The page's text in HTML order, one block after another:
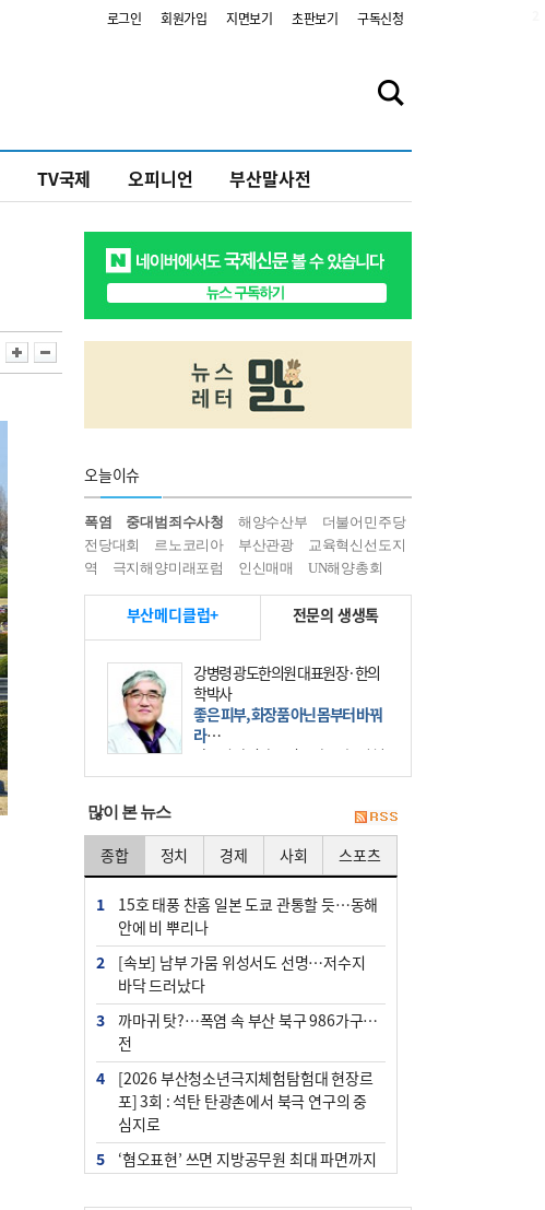
로그인 회원가입 지면보기 초판보기 구독신청
TV국제 오피니언 부산말사전
오늘이슈
폭염 중대범죄수사청 해양수산부
더불어민주당
전당대회
르노코리아 부산관광
교육혁신선도지
역
극지해양미래포럼 인신매매 UN해양총회
부산메디클럽+ 전문의 생생톡
강병령 광도한의원 대표원장·한의
학박사
좋은 피부, 화장품 아닌 몸부터 바꿔
라
아무리 나이가 들어도 마음만은 청춘
인데, 문득 거울을 보면 칙칙하고 푸
름이 생겨나고 피부는 처지는데, 막
을 방법이 없으니 애써
많이 본 뉴스
종합 정치 경제 사회 스포츠
1
15호 태풍 찬홈 일본 도쿄 관통할 듯…동해
안에 비 뿌리나
2
[속보] 남부 가뭄 위성서도 선명…저수지
바닥 드러났다
3
까마귀 탓?…폭염 속 부산 북구 986가구 정
전
4
[2026 부산청소년극지체험탐험대 현장르
포] 3회 : 석탄 탄광촌에서 북극 연구의 중
심지로
5
‘혐오표현’ 쓰면 지방공무원 최대 파면까지